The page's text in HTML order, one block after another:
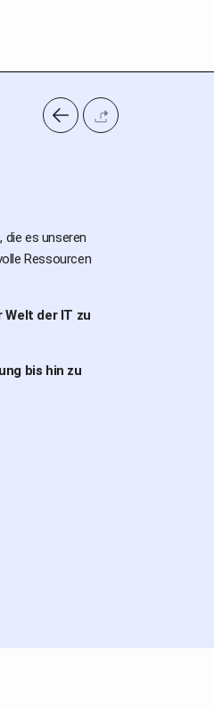
, die es unseren
Ressourcen
der IT zu
bis hin zu